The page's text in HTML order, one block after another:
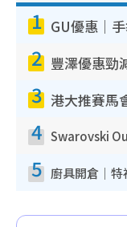
1
2
3
4
5